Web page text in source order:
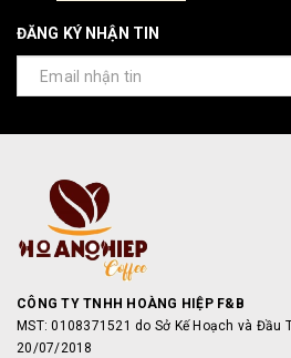
ĐĂNG KÝ NHẬN TIN
CÔNG TY TNHH HOÀNG HIỆP F&B
MST: 0108371521 do Sở Kế Hoạch và Đầu
20/07/2018